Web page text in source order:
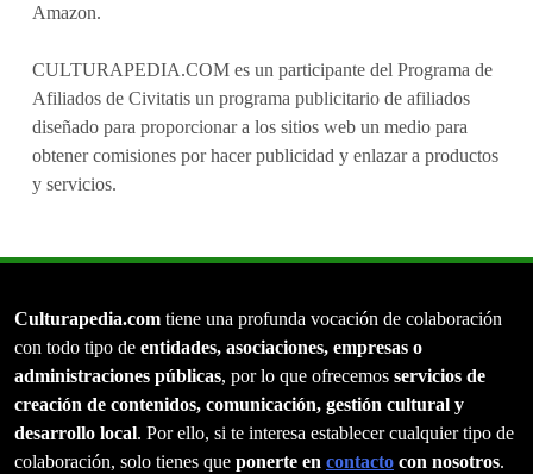
Amazon.
CULTURAPEDIA.COM es un participante del Programa de
Afiliados de Civitatis un programa publicitario de afiliados
diseñado para proporcionar a los sitios web un medio para
obtener comisiones por hacer publicidad y enlazar a productos
y servicios.
Culturapedia.com tiene una profunda vocación de colaboración
con todo tipo de entidades, asociaciones, empresas o
administraciones públicas, por lo que ofrecemos servicios de
creación de contenidos, comunicación, gestión cultural y
desarrollo local. Por ello, si te interesa establecer cualquier tipo de
colaboración, solo tienes que ponerte en contacto con nosotros.